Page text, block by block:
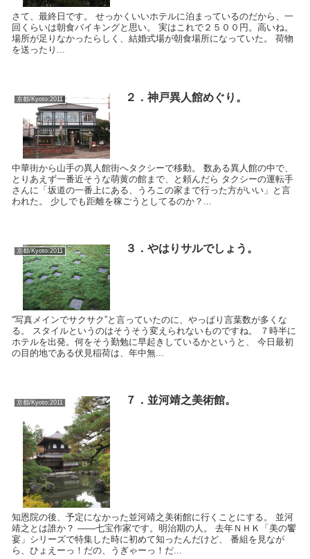
さて、最終日です。 せっかくいいホテルに泊まっているのだから、一
回くらいは朝食バイキングと思い。 実はこれで２５００円。高いね。
場所が足りなかったらしく、結婚式場が朝食場所になっていた。 荷物
を送ったり...
京都/Kyoto:2011 ２．神戸異人館めぐり。
中華街から山手の異人館街へタクシーで移動。 数ある異人館の中で、
とりあえず一番近そうな萌黄の館まで、と頼んだら タクシーの運転手
さんに「坂道の一番上にある、うろこの家まで行った方がいい」と言
われた。 少しでも距離を稼ごうとしてるのか？...
京都/Kyoto:2011 ３．やはりサルでしょう。
“写真メインでサクサク”と言っていたのに、やっぱり言葉数が多くな
る。 スタイルというのはそうそう変えられないものですね。 ７時半に
ホテルを出発。何をそう勤勉に早起きしているかというと、 今日最初
の目的地である伏見稲荷は、年中無...
京都/Kyoto:2011 ７．並河靖之美術館。
知恩院の後、予定になかった並河靖之美術館に行くことにする。 並河
靖之とは誰か？ ――七宝作家です。明治期の人。 去年ＮＨＫ「美の饗
宴」シリーズで特集した時に初めて知ったんだけど、 番組を見なが
ら、ひょえーっ！だの、うぎゃーっ！だ...